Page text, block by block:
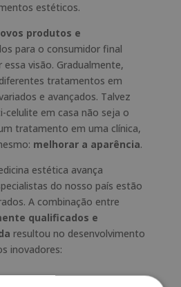
estéticos.
produtos e
para o consumidor final
visão. Gradualmente,
tratamentos em
e avançados. Talvez
celulite em casa não seja o
tratamento em uma clínica,
melhorar a aparência.
estética avança
do nosso país estão
A combinação entre
qualificados e
resultou no desenvolvimento
inovadores: